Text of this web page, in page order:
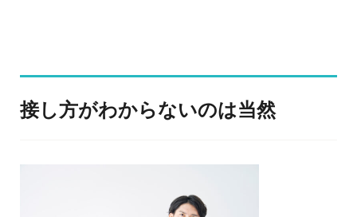
接し方がわからないのは当然